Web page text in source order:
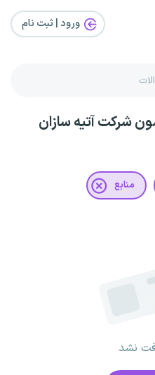
ورود | ثبت‌ نام
شرکت آتیه سازان
منابع
نشد